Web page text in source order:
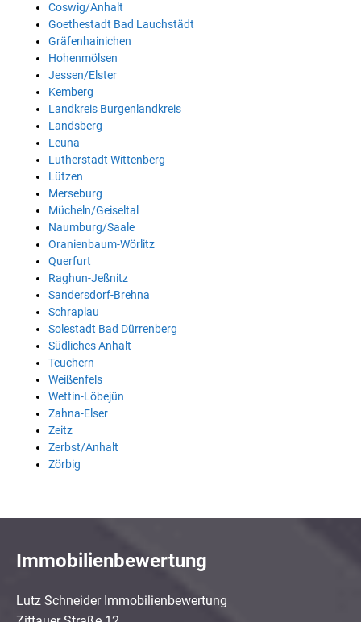
Coswig/Anhalt
Goethestadt Bad Lauchstädt
Gräfenhainichen
Hohenmölsen
Jessen/Elster
Kemberg
Landkreis Burgenlandkreis
Landsberg
Leuna
Lutherstadt Wittenberg
Lützen
Merseburg
Mücheln/Geiseltal
Naumburg/Saale
Oranienbaum-Wörlitz
Querfurt
Raghun-Jeßnitz
Sandersdorf-Brehna
Schraplau
Solestadt Bad Dürrenberg
Südliches Anhalt
Teuchern
Weißenfels
Wettin-Löbejün
Zahna-Elser
Zeitz
Zerbst/Anhalt
Zörbig
Immobilienbewertung
Lutz Schneider Immobilienbewertung